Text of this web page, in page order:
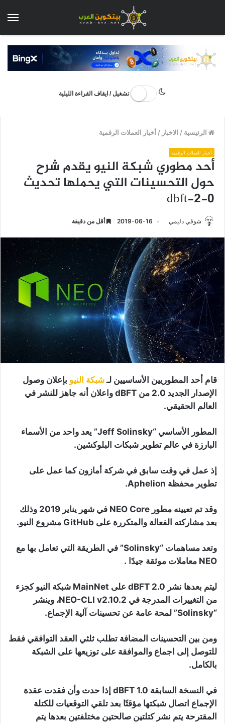
تشغيل / ايقاف القراءة الليلية
الرئيسية / الاخبار /أخبار العملات الرقمية
أخبار العملات الرقمية
أحد مطوري شبكة النيو يقدم شرح
حول التحسينات التي يحملها تحديث
dbft-2-0
شوقي دليمي 2019-06-16 أقل من دقيقة
قام أحد المطوريين الأساسيين لـشبكة النيو بإعلان وصول
الإصدار الجديد 2.0 من dBFT واعلان أنه جاهز للنشر في
العالم الحقيقي.
المطور الأساسي “Jeff Solinsky” يعد واحد من الأسماء
البارزة في عالم تطوير شبكات البلوكشين.
إذ عمل في وقت سابق في شركة أمازون كما عمل على
تطوير محفظة Aphelion.
وقد تم تعيينه مطور NEO Core في شهر يناير 2019 وذلك
بعد مشاركته الفعالة والمتكررة على GitHub مشروع النيو.
وتعد مساهمات “Solinsky” في الطريقة التي تعامل بها مع
NEO معاملات موثقة جيدًا .
ليتم بعدها نشر dBFT 2.0 على MainNet شبكة النيو كجزء
من التغييرات المدرجة في NEO-CLI v2.10.2، وينشر
“Solinsky” لمحة عامة عن تحسينات آلية الإجماع.
ومن بين التحسينات المضافة تطلب ثلثي العقد التوافقي فقط
للتوصل إلى اجماع والموافقة على توزيعها على الشبكة
بالكامل.
في النسخة السابقة dBFT 1.0 إذا حدث وأن فقدت عقدة
الإجماع اتصال شبكتها مؤقتًا بعد تلقي التوقعيات للكتلة
المقترحة يتم نشر كتلتين صالحتين مختلفتين بعدها يتم